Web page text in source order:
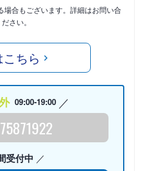
合もございます。詳細はお問い合
さい。
ちら
09:00-19:00
受付中